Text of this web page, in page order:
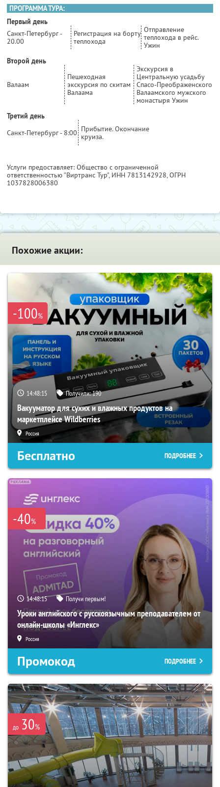
ПРОГРАММА ТУРА:
Первый день
Санкт-Петербург -
20.00
Регистрация на борту
теплохода
Отправление
теплохода в рейс.
Ужин
Второй день
Валаам
Пешеходная
экскурсия по скитам
Валаама
Экскурсия в
Центральную усадьбу
Спасо-Преображенского
Валаамского мужского
монастыря Ужин
Третий день
Санкт-Петербург - 8:00 Прибытие. Окончание
круиза.
Услуги предоставляет: Общество с ограниченной
ответственностью "Виртранс Тур", ИНН 7813142928, ОГРН
1037828006380
Похожие акции:
-100%
14:48:14 Получили:190
Вакууматор для сухих и влажных продуктов на
маркетплейсе Wildberries
Россия
Бесплатно ПОДРОБНЕЕ
-40%
14:48:14 Получи первым!
Уроки английского с русскоязычным преподавателем от
онлайн-школы «Инглекс»
Россия
Промокод ПОДРОБНЕЕ
до 30%